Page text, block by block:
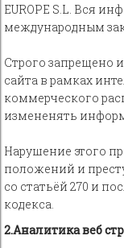
EUROPE S.L. Вся
международным
Строго запрещено
сайта в рамках
коммерческого
измененять
Нарушение этого
положений и
со статьёй 270 и
кодекса.
2.Аналитика веб